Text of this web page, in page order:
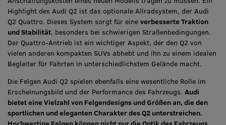
Highlight des Audi Q2 ist das optionale Allradsystem, der Audi
Q2 Quattro. Dieses System sorgt für eine verbesserte Traktion
und Stabilität, besonders bei schwierigen Straßenbedingungen.
Der Quattro-Antrieb ist ein wichtiger Aspekt, der den Q2 von
vielen anderen kompakten SUVs abhebt und ihn zu einem idealen
Begleiter für Fahrten in unterschiedlichstem Gelände macht.
Die Felgen Audi Q2 spielen ebenfalls eine wesentliche Rolle im
Erscheinungsbild und der Performance des Fahrzeugs. Audi
bietet eine Vielzahl von Felgendesigns und Größen an, die den
sportlichen und eleganten Charakter des Q2 unterstreichen.